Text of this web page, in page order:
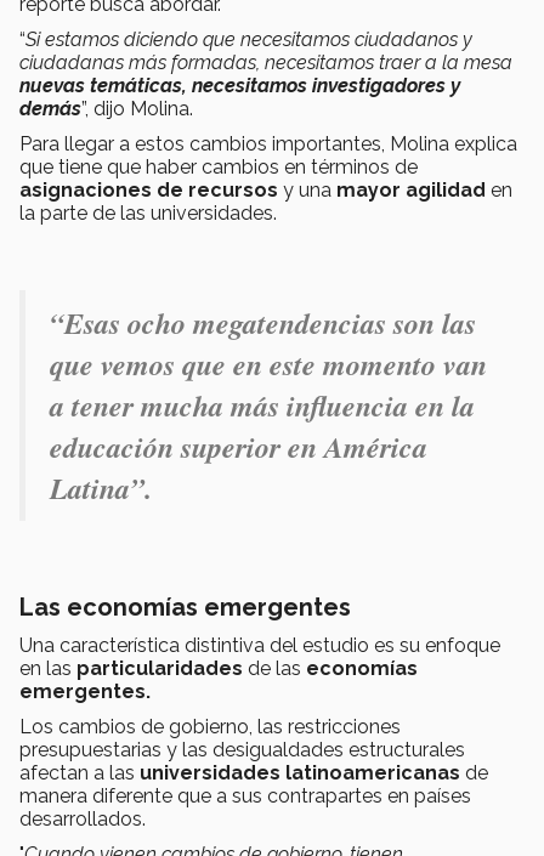
“Si estamos diciendo que necesitamos ciudadanos y
ciudadanas más formadas, necesitamos traer a la mesa
nuevas temáticas, necesitamos investigadores y
demás”, dijo Molina.
Para llegar a estos cambios importantes, Molina explica
que tiene que haber cambios en términos de
asignaciones de recursos y una mayor agilidad en
la parte de las universidades.
“Esas ocho megatendencias son las
que vemos que en este momento van
a tener mucha más influencia en la
educación superior en América
Latina”.
Las economías emergentes
Una característica distintiva del estudio es su enfoque
en las particularidades de las economías
emergentes.
Los cambios de gobierno, las restricciones
presupuestarias y las desigualdades estructurales
afectan a las universidades latinoamericanas de
manera diferente que a sus contrapartes en países
desarrollados.